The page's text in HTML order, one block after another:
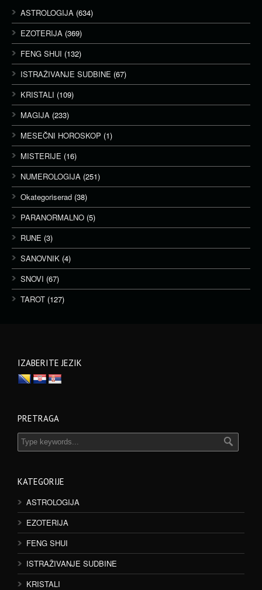
ASTROLOGIJA (634)
EZOTERIJA (369)
FENG SHUI (132)
ISTRAŽIVANJE SUDBINE (67)
KRISTALI (109)
MAGIJA (233)
MESEČNI HOROSKOP (1)
MISTERIJE (16)
NUMEROLOGIJA (251)
Okategoriserad (38)
PARANORMALNO (5)
RUNE (3)
SANOVNIK (4)
SNOVI (67)
TAROT (127)
IZABERITE JEZIK
PRETRAGA
KATEGORIJE
ASTROLOGIJA
EZOTERIJA
FENG SHUI
ISTRAŽIVANJE SUDBINE
KRISTALI